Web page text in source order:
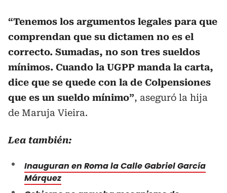
“Tenemos los argumentos legales para que
comprendan que su dictamen no es el
correcto. Sumadas, no son tres sueldos
mínimos. Cuando la UGPP manda la carta,
dice que se quede con la de Colpensiones
que es un sueldo mínimo”, aseguró la hija
de Maruja Vieira.
Lea también:
Inauguran en Roma la Calle Gabriel García
Márquez